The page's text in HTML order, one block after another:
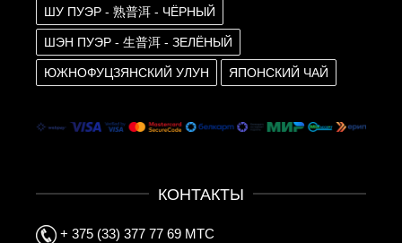
ШУ ПУЭР - 熟普洱 - ЧЁРНЫЙ
ШЭН ПУЭР - 生普洱 - ЗЕЛЁНЫЙ
ЮЖНОФУЦЗЯНСКИЙ УЛУН ЯПОНСКИЙ ЧАЙ
КОНТАКТЫ
+ 375 (33) 377 77 69 МТС